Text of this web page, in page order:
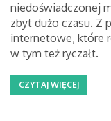
niedoświadczonej
zbyt dużo czasu. Z
internetowe, które
w tym też ryczałt.
CZYTAJ WIĘCEJ